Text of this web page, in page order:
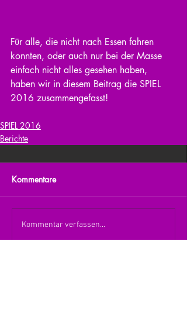
Für alle, die nicht nach Essen fahren
konnten, oder auch nur bei der Masse
einfach nicht alles gesehen haben,
haben wir in diesem Beitrag die SPIEL
2016 zusammengefasst!
SPIEL 2016
Berichte
Kommentare
Kommentar verfassen...